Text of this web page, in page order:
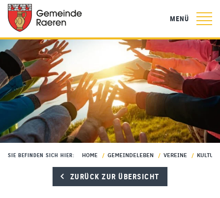
MENÜ
SIE BEFINDEN SICH HIER: HOME / GEMEINDELEBEN / VEREINE /
ZURÜCK ZUR ÜBERSICHT